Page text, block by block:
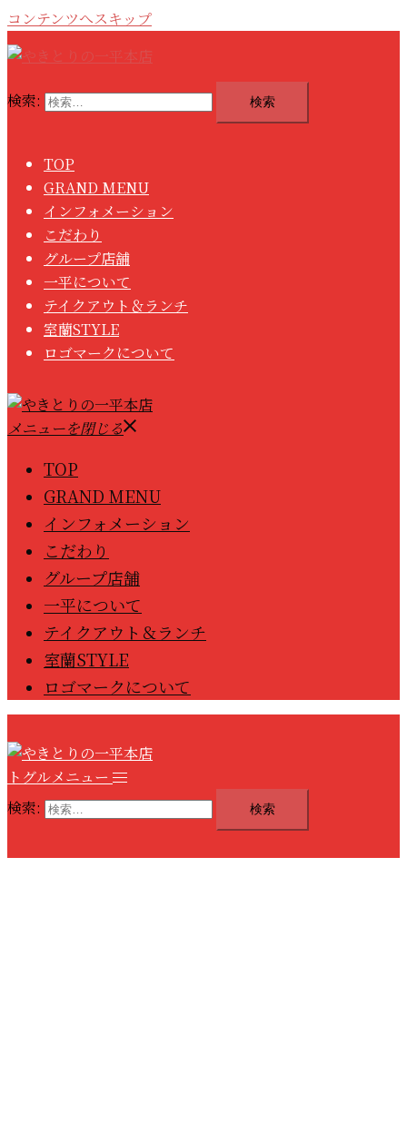
コンテンツへスキップ
検索:
TOP
GRAND MENU
インフォメーション
こだわり
グループ店舗
一平について
テイクアウト＆ランチ
室蘭STYLE
ロゴマークについて
メニューを閉じる
TOP
GRAND MENU
インフォメーション
こだわり
グループ店舗
一平について
テイクアウト＆ランチ
室蘭STYLE
ロゴマークについて
トグルメニュー
検索: